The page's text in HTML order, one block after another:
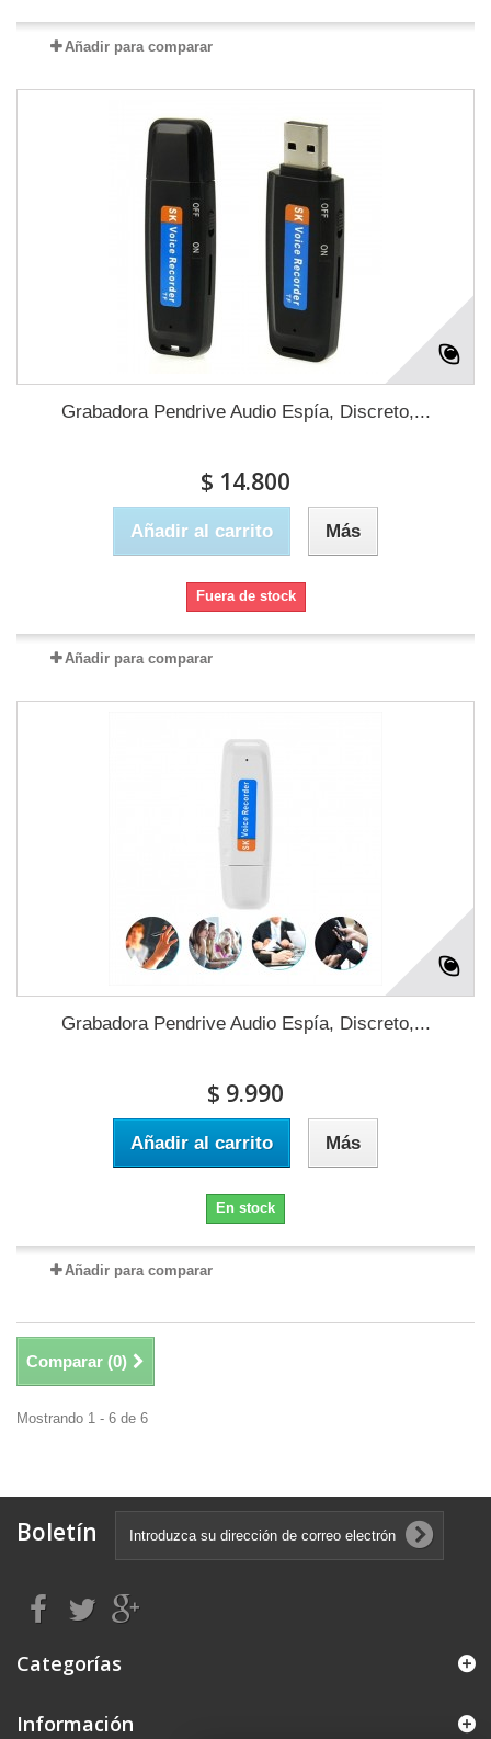
Añadir para comparar
Grabadora Pendrive Audio Espía, Discreto,...
$ 14.800
Añadir al carrito Más
Fuera de stock
Añadir para comparar
Grabadora Pendrive Audio Espía, Discreto,...
$ 9.990
Añadir al carrito Más
En stock
Añadir para comparar
Comparar (0)
Mostrando 1 - 6 de 6
Boletín
Categorías
Información